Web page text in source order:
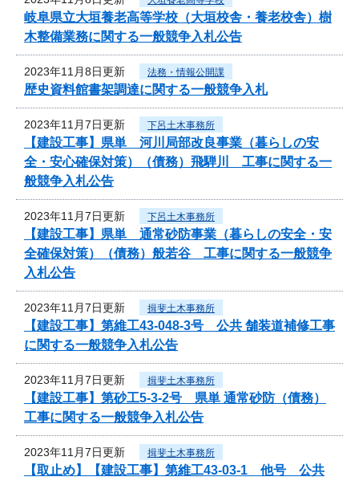
岐阜県立大垣養老高等学校（大垣校舎・養老校舎）樹
木整備業務に関する一般競争入札公告
2023年11月8日更新 法務・情報公開課
歴史資料館書架調達に関する一般競争入札
2023年11月7日更新 下呂土木事務所
【建設工事】県単 河川局部改良事業（暮らしの安
全・安心確保対策）（債務）飛騨川 工事に関する一
般競争入札公告
2023年11月7日更新 下呂土木事務所
【建設工事】県単 通常砂防事業（暮らしの安全・安
全確保対策）（債務）般若谷 工事に関する一般競争
入札公告
2023年11月7日更新 揖斐土木事務所
【建設工事】第維工43-048-3号 公共 舗装道補修工事
に関する一般競争入札公告
2023年11月7日更新 揖斐土木事務所
【建設工事】第砂工5-3-2号 県単 通常砂防（債務）
工事に関する一般競争入札公告
2023年11月7日更新 揖斐土木事務所
【取止め】【建設工事】第維工43-03-1 他号 公共